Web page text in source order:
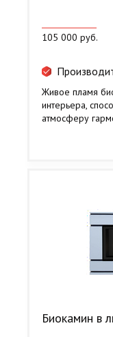
105 000 руб.
Живое пламя
интерьера,
атмосферу
Биокамин в